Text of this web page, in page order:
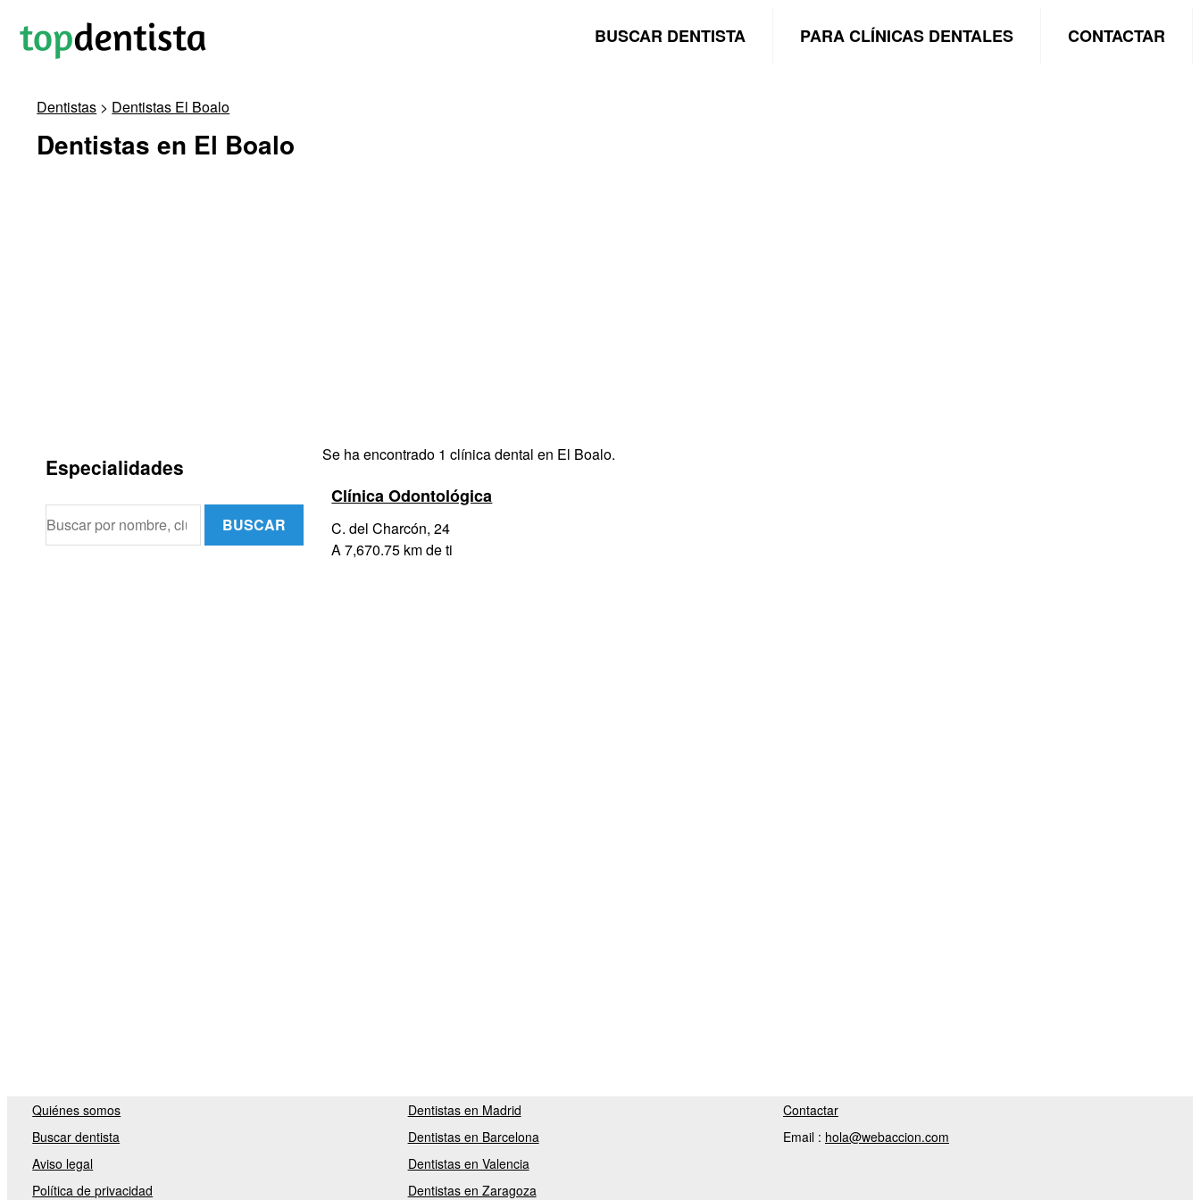
BUSCAR DENTISTA PARA CLÍNICAS DENTALES CONTACTAR
Dentistas > Dentistas El Boalo
Dentistas en El Boalo
Especialidades
BUSCAR
Se ha encontrado 1 clínica dental en El Boalo.
Clínica Odontológica
C. del Charcón, 24
A 7,670.75 km de ti
Quiénes somos
Buscar dentista
Aviso legal
Política de privacidad
Dentistas en Madrid
Dentistas en Barcelona
Dentistas en Valencia
Dentistas en Zaragoza
Contactar
Email : hola@webaccion.com